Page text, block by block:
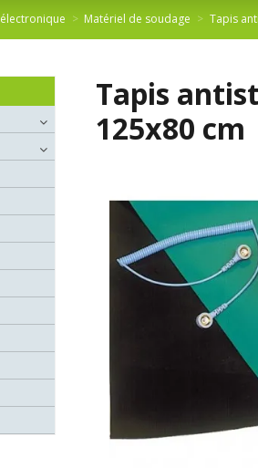
Matériel de soudage Tapis
Tapis
125x80 cm